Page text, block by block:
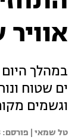
במהלך
ים שטוח
וגשמים
טל שמאי |